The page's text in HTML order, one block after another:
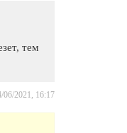
тем
06/2021, 16:17